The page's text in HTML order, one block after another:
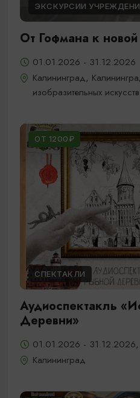
ЭКСКУРСИИ
От Гофмана к
01.01.2026 - 31.12.2026
Калининград,
изобразительных искусств
ОТ 1200₽
СПЕКТАКЛИ
Аудиоспектакль
Деревни»
01.01.2026 -
Калининград